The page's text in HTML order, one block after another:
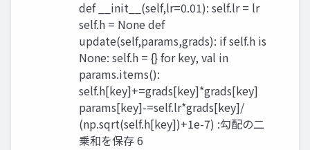
def __init__(self,lr=0.01): self.lr = lr
self.h = None def
update(self,params,grads): if self.h is
None: self.h = {} for key, val in
params.items():
self.h[key]+=grads[key]*grads[key]
params[key]-=self.lr*grads[key]/
(np.sqrt(self.h[key])+1e-7) :勾配の二
乗和を保存 6